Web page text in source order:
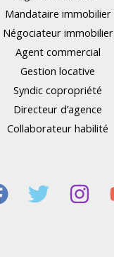
Mandataire immobilier
Négociateur immobilier
Agent commercial
Gestion locative
Syndic copropriété
Directeur d’agence
Collaborateur habilité